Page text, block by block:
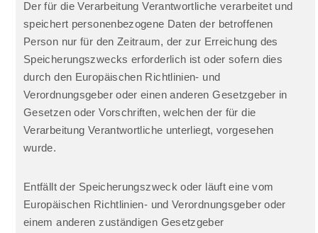
Der für die Verarbeitung Verantwortliche verarbeitet und
speichert personenbezogene Daten der betroffenen
Person nur für den Zeitraum, der zur Erreichung des
Speicherungszwecks erforderlich ist oder sofern dies
durch den Europäischen Richtlinien- und
Verordnungsgeber oder einen anderen Gesetzgeber in
Gesetzen oder Vorschriften, welchen der für die
Verarbeitung Verantwortliche unterliegt, vorgesehen
wurde.
Entfällt der Speicherungszweck oder läuft eine vom
Europäischen Richtlinien- und Verordnungsgeber oder
einem anderen zuständigen Gesetzgeber